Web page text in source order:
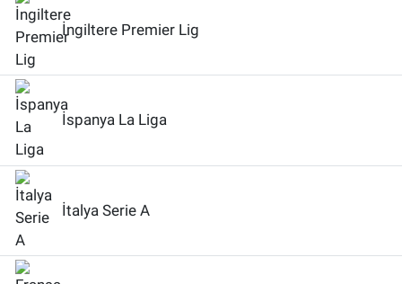
İngiltere Premier Lig
İspanya La Liga
İtalya Serie A